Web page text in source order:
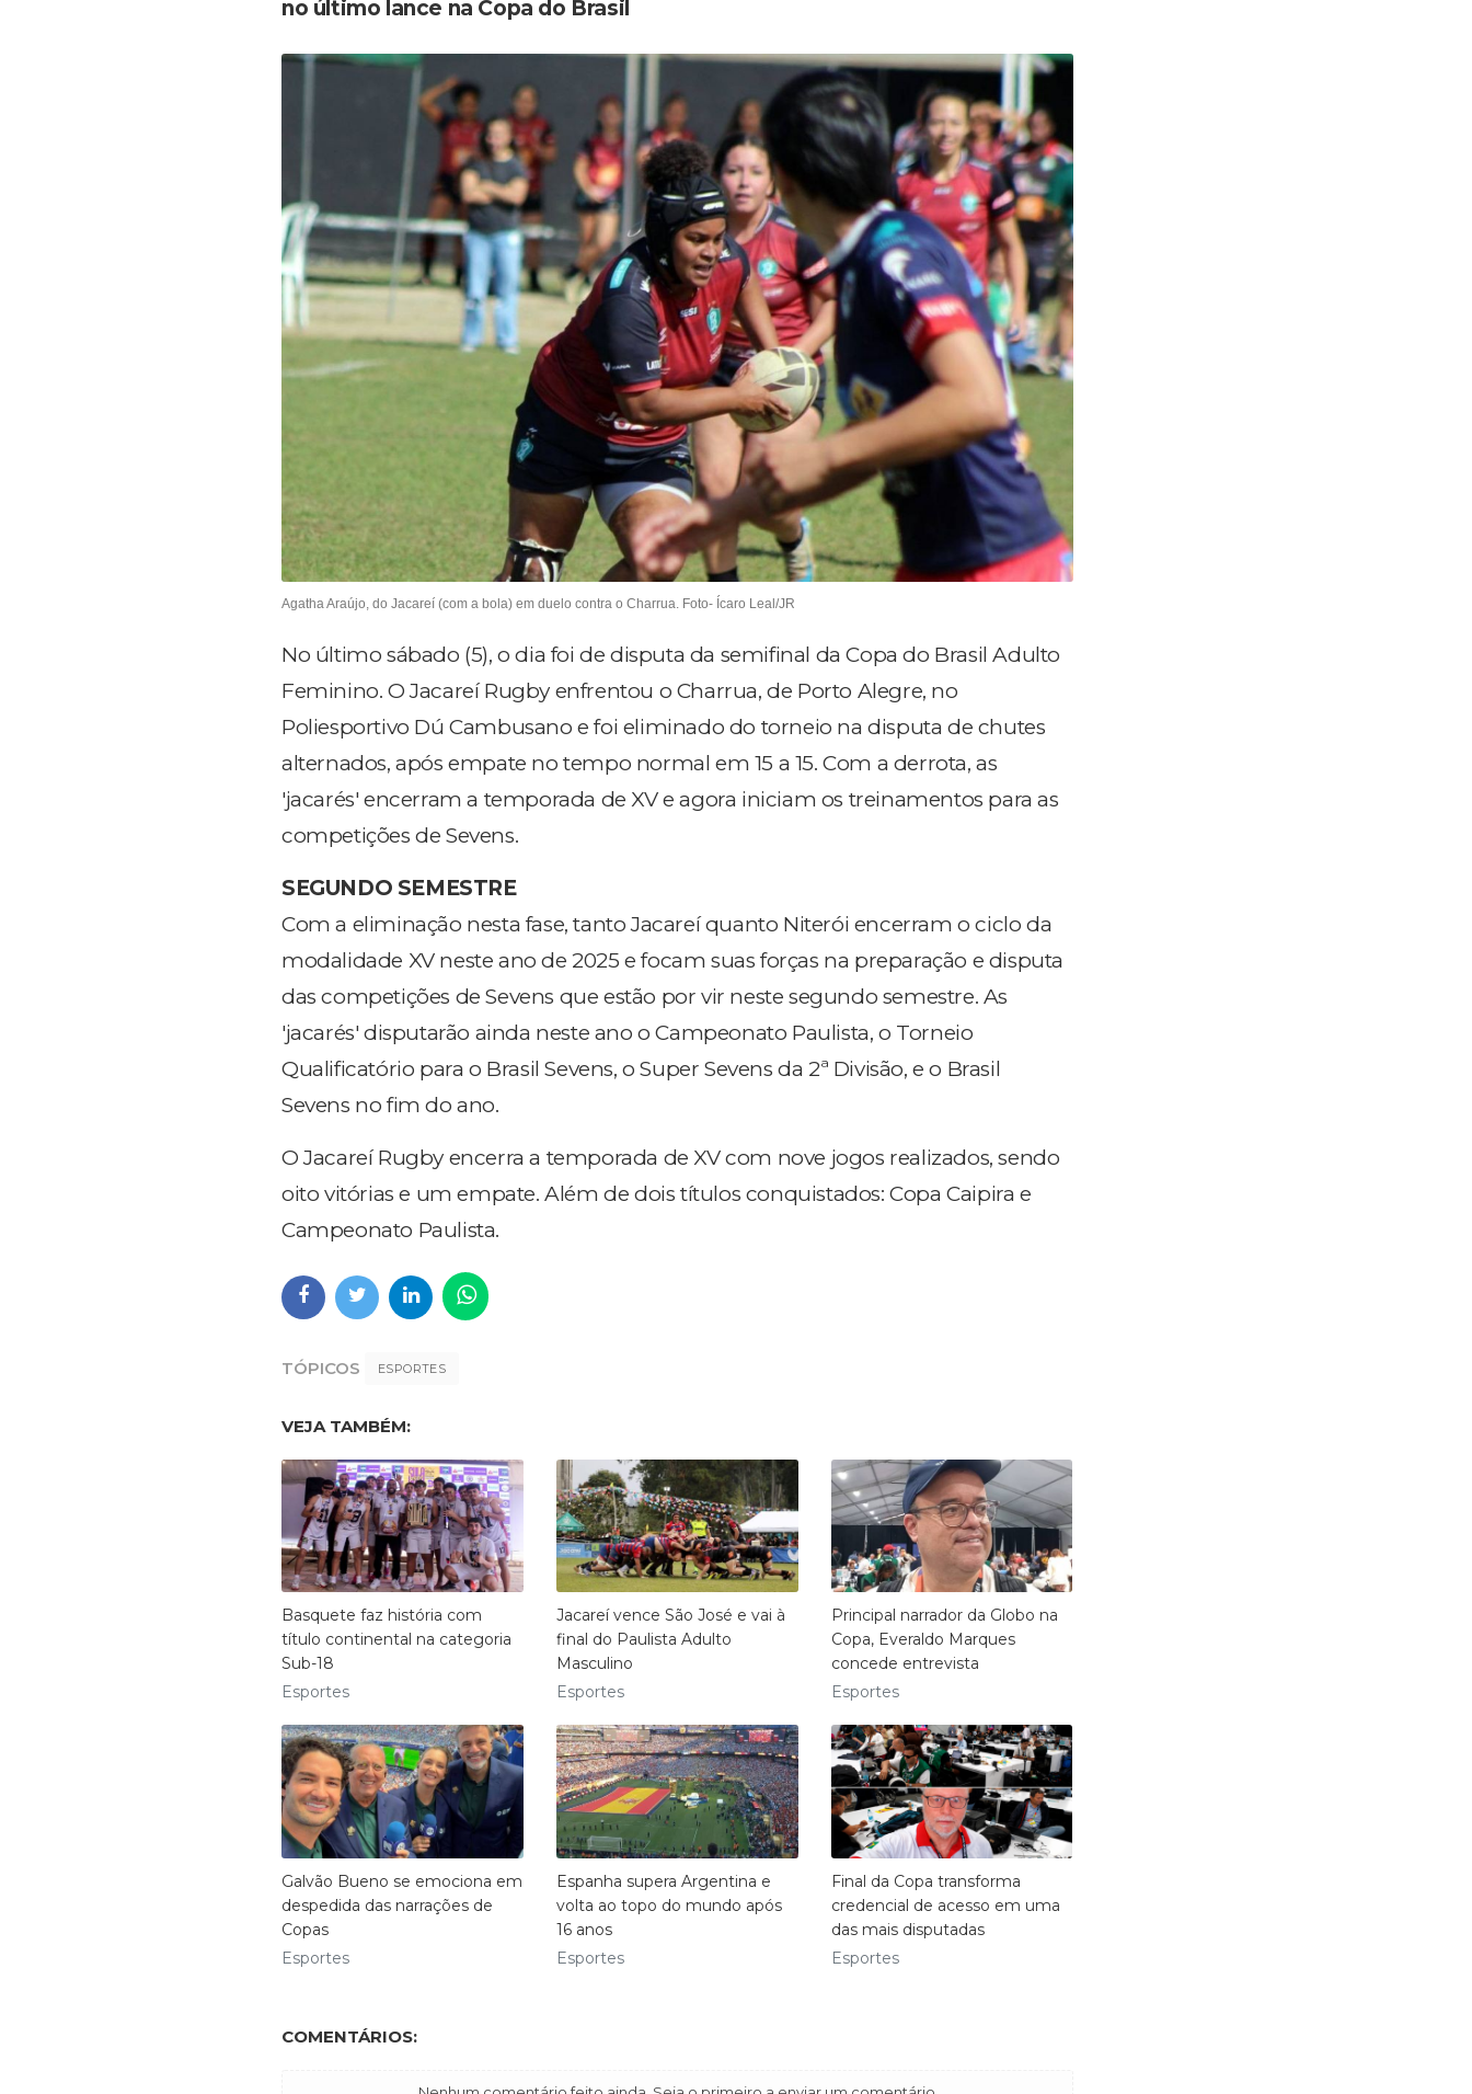
no último lance na Copa do Brasil
Agatha Araújo, do Jacareí (com a bola) em duelo contra o Charrua. Foto- Ícaro Leal/JR
No último sábado (5), o dia foi de disputa da semifinal da Copa do Brasil Adulto
Feminino. O Jacareí Rugby enfrentou o Charrua, de Porto Alegre, no
Poliesportivo Dú Cambusano e foi eliminado do torneio na disputa de chutes
alternados, após empate no tempo normal em 15 a 15. Com a derrota, as
'jacarés' encerram a temporada de XV e agora iniciam os treinamentos para as
competições de Sevens.
SEGUNDO SEMESTRE
Com a eliminação nesta fase, tanto Jacareí quanto Niterói encerram o ciclo da
modalidade XV neste ano de 2025 e focam suas forças na preparação e disputa
das competições de Sevens que estão por vir neste segundo semestre. As
'jacarés' disputarão ainda neste ano o Campeonato Paulista, o Torneio
Qualificatório para o Brasil Sevens, o Super Sevens da 2ª Divisão, e o Brasil
Sevens no fim do ano.
O Jacareí Rugby encerra a temporada de XV com nove jogos realizados, sendo
oito vitórias e um empate. Além de dois títulos conquistados: Copa Caipira e
Campeonato Paulista.
TÓPICOS ESPORTES
VEJA TAMBÉM:
Basquete faz história com
título continental na categoria
Sub-18
Esportes
Jacareí vence São José e vai à
final do Paulista Adulto
Masculino
Esportes
Principal narrador da Globo na
Copa, Everaldo Marques
concede entrevista
Esportes
Galvão Bueno se emociona em
despedida das narrações de
Copas
Esportes
Espanha supera Argentina e
volta ao topo do mundo após
16 anos
Esportes
Final da Copa transforma
credencial de acesso em uma
das mais disputadas
Esportes
COMENTÁRIOS: